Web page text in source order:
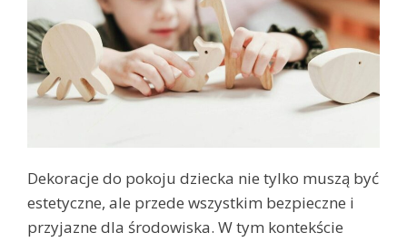
Dekoracje do pokoju dziecka nie tylko muszą być
estetyczne, ale przede wszystkim bezpieczne i
przyjazne dla środowiska. W tym kontekście